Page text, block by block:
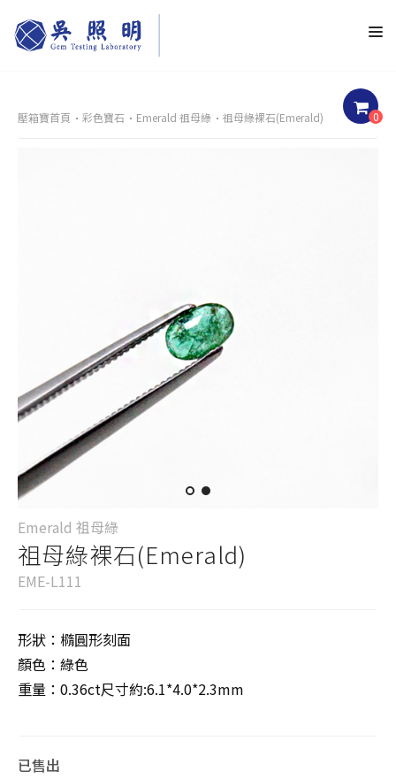
0
壓箱寶首頁 彩色寶石 Emerald 祖母綠 祖母綠裸石(Emerald)
Emerald 祖母綠
祖母綠裸石(Emerald)
EME-L111
形狀：橢圓形刻面
顏色：綠色
重量：0.36ct尺寸約:6.1*4.0*2.3mm
已售出